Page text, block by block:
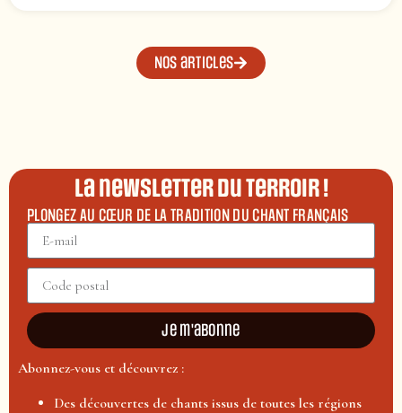
Nos articles
La newsletter du terroir !
PLONGEZ AU CŒUR DE LA TRADITION DU CHANT FRANÇAIS
Je m'abonne
Abonnez-vous et découvrez :
Des découvertes de chants issus de toutes les régions